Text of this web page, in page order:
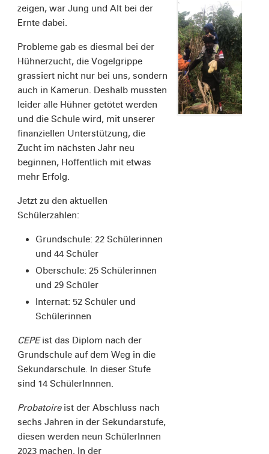
zeigen, war Jung und Alt bei der
Ernte dabei.
Probleme gab es diesmal bei der
Hühnerzucht, die Vogelgrippe
grassiert nicht nur bei uns, sondern
auch in Kamerun. Deshalb mussten
leider alle Hühner getötet werden
und die Schule wird, mit unserer
finanziellen Unterstützung, die
Zucht im nächsten Jahr neu
beginnen, Hoffentlich mit etwas
mehr Erfolg.
Jetzt zu den aktuellen
Schülerzahlen:
Grundschule: 22 Schülerinnen
und 44 Schüler
Oberschule: 25 Schülerinnen
und 29 Schüler
Internat: 52 Schüler und
Schülerinnen
CEPEist das Diplom nach der
Grundschule auf dem Weg in die
Sekundarschule. In dieser Stufe
sind 14 SchülerInnnen.
Probatoireist der Abschluss nach
sechs Jahren in der Sekundarstufe,
diesen werden neun SchülerInnen
2023 machen. In der